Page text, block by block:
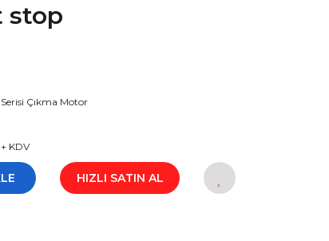
stop
Serisi Çıkma Motor
KDV
HIZLI SATIN AL